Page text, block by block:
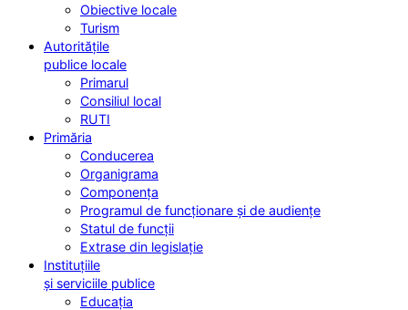
Obiective locale
Turism
Autoritățile
publice locale
Primarul
Consiliul local
RUTI
Primăria
Conducerea
Organigrama
Componența
Programul de funcționare și de audiențe
Statul de funcții
Extrase din legislație
Instituțiile
și serviciile publice
Educația